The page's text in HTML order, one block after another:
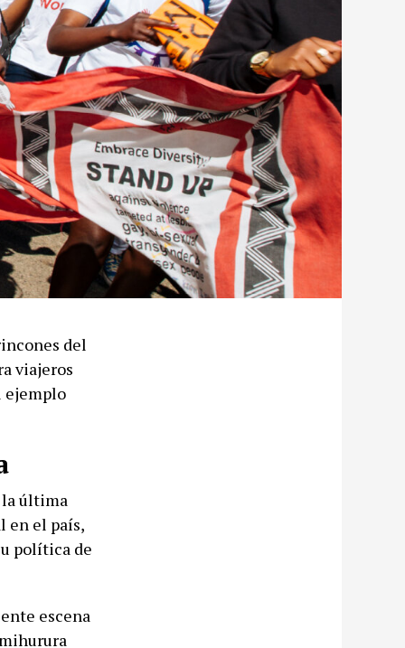
del
viajeros
ejemplo
la última
en el país,
política de
escena